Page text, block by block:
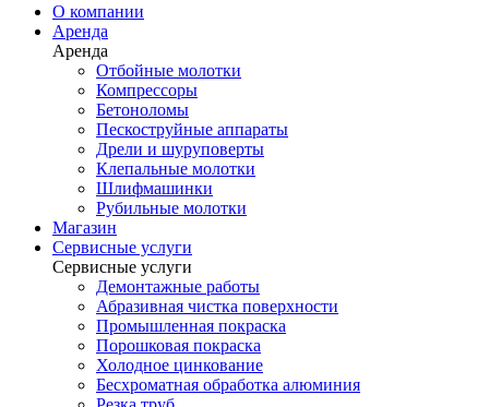
О компании
Аренда
Аренда
Отбойные молотки
Компрессоры
Бетоноломы
Пескоструйные аппараты
Дрели и шуруповерты
Клепальные молотки
Шлифмашинки
Рубильные молотки
Магазин
Сервисные услуги
Сервисные услуги
Демонтажные работы
Абразивная чистка поверхности
Промышленная покраска
Порошковая покраска
Холодное цинкование
Бесхроматная обработка алюминия